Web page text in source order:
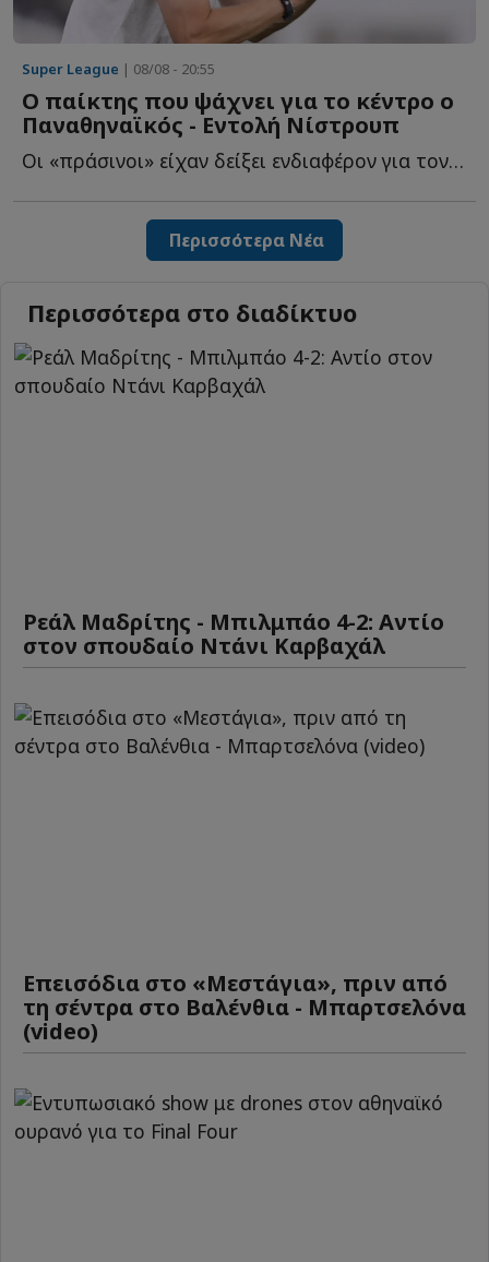
Super League | 08/08 - 20:55
Ο παίκτης που ψάχνει για το κέντρο ο
Παναθηναϊκός - Εντολή Νίστρουπ
Οι «πράσινοι» είχαν δείξει ενδιαφέρον για τον Γένσεν, ό...
Περισσότερα Νέα
Περισσότερα στο διαδίκτυο
Ρεάλ Μαδρίτης - Μπιλμπάο 4-2: Αντίο
στον σπουδαίο Ντάνι Καρβαχάλ
Επεισόδια στο «Μεστάγια», πριν από
τη σέντρα στο Βαλένθια - Μπαρτσελόνα
(video)